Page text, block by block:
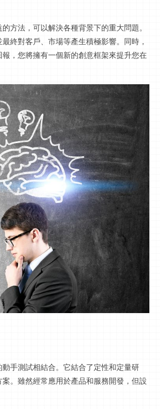
方法，可以解決各種背景下的重大問題。
終對客戶、市場等產生積極影響。同時，
，您將擁有一個新的創意框架來提升您在
手測試相結合。它結合了定性和定量研
。雖然經常應用於產品和服務開發，但設